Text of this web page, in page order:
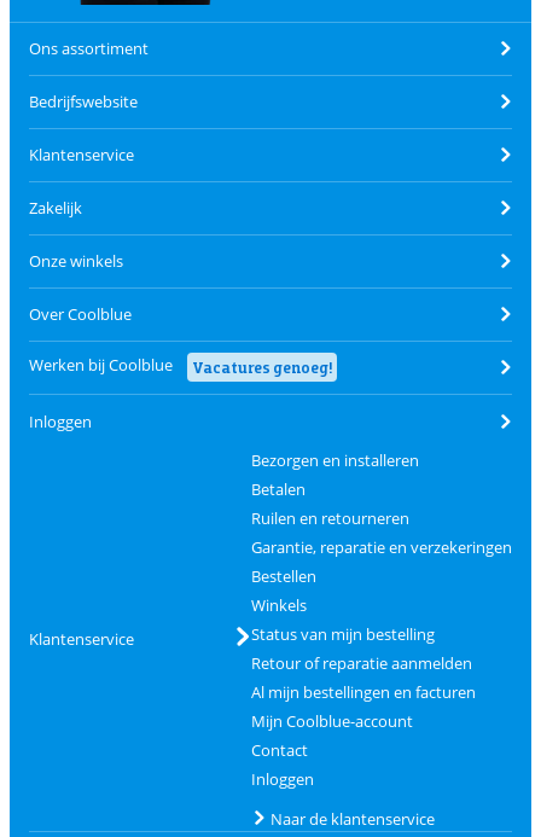
Ons assortiment
Bedrijfswebsite
Klantenservice
Zakelijk
Onze winkels
Over Coolblue
Werken bij Coolblue Vacatures genoeg!
Inloggen
Klantenservice
Bezorgen en installeren
Betalen
Ruilen en retourneren
Garantie, reparatie en verzekeringen
Bestellen
Winkels
Status van mijn bestelling
Retour of reparatie aanmelden
Al mijn bestellingen en facturen
Mijn Coolblue-account
Contact
Inloggen
Naar de klantenservice